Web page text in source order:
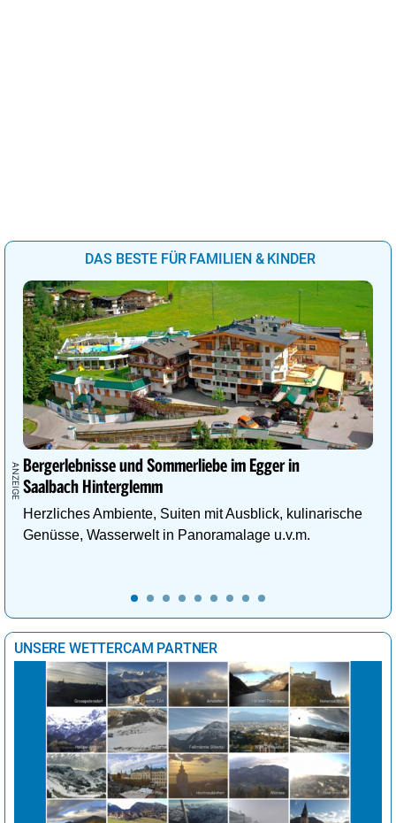
DAS BESTE FÜR FAMILIEN & KINDER
Bergerlebnisse und Sommerliebe im Egger in
Saalbach Hinterglemm
Herzliches Ambiente, Suiten mit Ausblick, kulinarische
Genüsse, Wasserwelt in Panoramalage u.v.m.
UNSERE WETTERCAM PARTNER